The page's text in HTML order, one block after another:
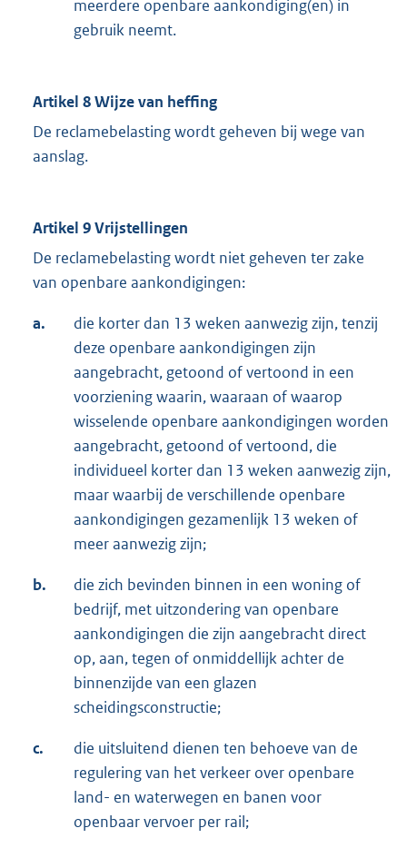
meerdere openbare aankondiging(en) in
gebruik neemt.
Artikel 8 Wijze van heffing
De reclamebelasting wordt geheven bij wege van
aanslag.
Artikel 9 Vrijstellingen
De reclamebelasting wordt niet geheven ter zake
van openbare aankondigingen:
a.
die korter dan 13 weken aanwezig zijn, tenzij
deze openbare aankondigingen zijn
aangebracht, getoond of vertoond in een
voorziening waarin, waaraan of waarop
wisselende openbare aankondigingen worden
aangebracht, getoond of vertoond, die
individueel korter dan 13 weken aanwezig zijn,
maar waarbij de verschillende openbare
aankondigingen gezamenlijk 13 weken of
meer aanwezig zijn;
b.
die zich bevinden binnen in een woning of
bedrijf, met uitzondering van openbare
aankondigingen die zijn aangebracht direct
op, aan, tegen of onmiddellijk achter de
binnenzijde van een glazen
scheidingsconstructie;
c.
die uitsluitend dienen ten behoeve van de
regulering van het verkeer over openbare
land- en waterwegen en banen voor
openbaar vervoer per rail;